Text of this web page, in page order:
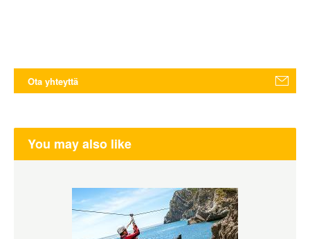
Ota yhteyttä
You may also like